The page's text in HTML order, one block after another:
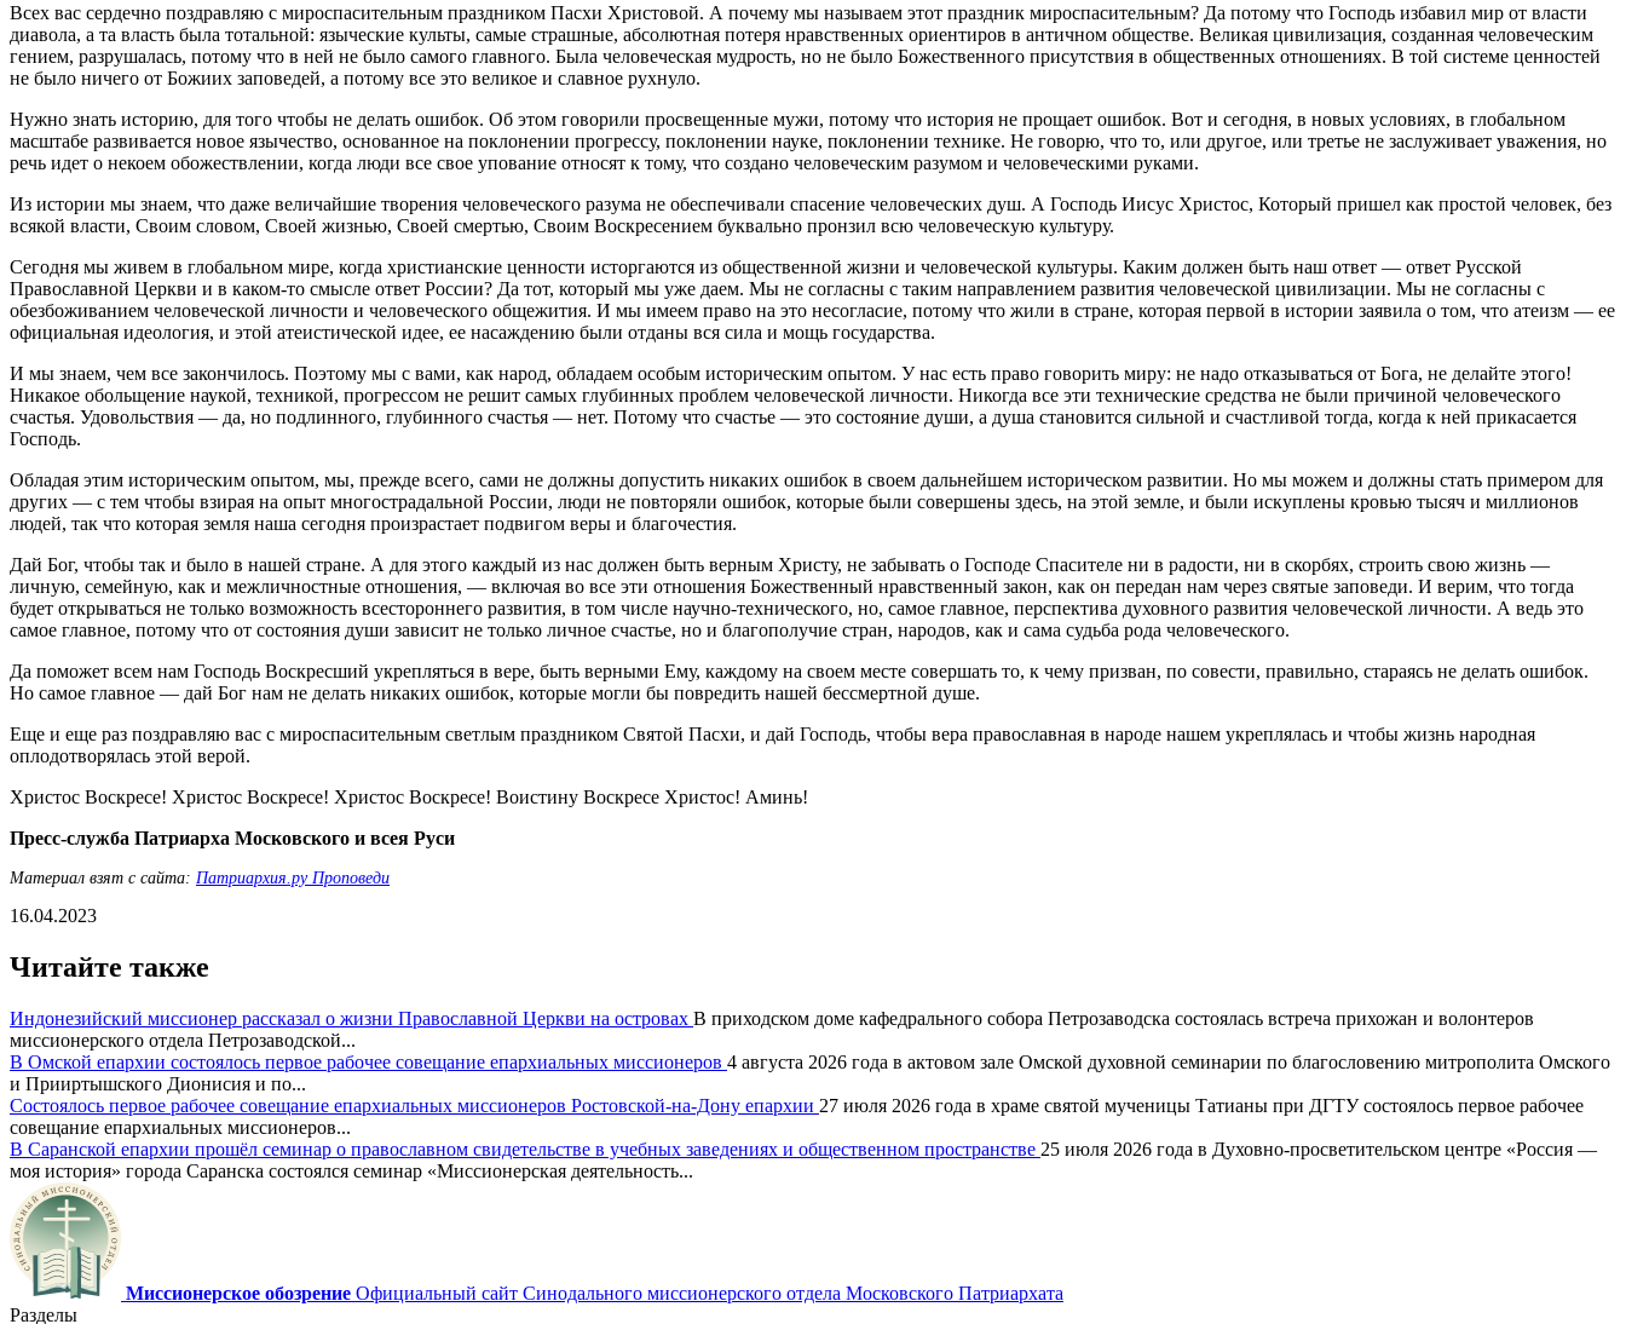
Всех вас сердечно поздравляю с мироспасительным праздником Пасхи Христовой. А почему мы называем этот праздник мироспасительным? Да потому что Господь избавил мир от власти
диавола, а та власть была тотальной: языческие культы, самые страшные, абсолютная потеря нравственных ориентиров в античном обществе. Великая цивилизация, созданная человеческим
гением, разрушалась, потому что в ней не было самого главного. Была человеческая мудрость, но не было Божественного присутствия в общественных отношениях. В той системе ценностей
не было ничего от Божиих заповедей, а потому все это великое и славное рухнуло.
Нужно знать историю, для того чтобы не делать ошибок. Об этом говорили просвещенные мужи, потому что история не прощает ошибок. Вот и сегодня, в новых условиях, в глобальном
масштабе развивается новое язычество, основанное на поклонении прогрессу, поклонении науке, поклонении технике. Не говорю, что то, или другое, или третье не заслуживает уважения, но
речь идет о некоем обожествлении, когда люди все свое упование относят к тому, что создано человеческим разумом и человеческими руками.
Из истории мы знаем, что даже величайшие творения человеческого разума не обеспечивали спасение человеческих душ. А Господь Иисус Христос, Который пришел как простой человек, без
всякой власти, Своим словом, Своей жизнью, Своей смертью, Своим Воскресением буквально пронзил всю человеческую культуру.
Сегодня мы живем в глобальном мире, когда христианские ценности исторгаются из общественной жизни и человеческой культуры. Каким должен быть наш ответ — ответ Русской
Православной Церкви и в каком-то смысле ответ России? Да тот, который мы уже даем. Мы не согласны с таким направлением развития человеческой цивилизации. Мы не согласны с
обезбоживанием человеческой личности и человеческого общежития. И мы имеем право на это несогласие, потому что жили в стране, которая первой в истории заявила о том, что атеизм — ее
официальная идеология, и этой атеистической идее, ее насаждению были отданы вся сила и мощь государства.
И мы знаем, чем все закончилось. Поэтому мы с вами, как народ, обладаем особым историческим опытом. У нас есть право говорить миру: не надо отказываться от Бога, не делайте этого!
Никакое обольщение наукой, техникой, прогрессом не решит самых глубинных проблем человеческой личности. Никогда все эти технические средства не были причиной человеческого
счастья. Удовольствия — да, но подлинного, глубинного счастья — нет. Потому что счастье — это состояние души, а душа становится сильной и счастливой тогда, когда к ней прикасается
Господь.
Обладая этим историческим опытом, мы, прежде всего, сами не должны допустить никаких ошибок в своем дальнейшем историческом развитии. Но мы можем и должны стать примером для
других — с тем чтобы взирая на опыт многострадальной России, люди не повторяли ошибок, которые были совершены здесь, на этой земле, и были искуплены кровью тысяч и миллионов
людей, так что которая земля наша сегодня произрастает подвигом веры и благочестия.
Дай Бог, чтобы так и было в нашей стране. А для этого каждый из нас должен быть верным Христу, не забывать о Господе Спасителе ни в радости, ни в скорбях, строить свою жизнь —
личную, семейную, как и межличностные отношения, — включая во все эти отношения Божественный нравственный закон, как он передан нам через святые заповеди. И верим, что тогда
будет открываться не только возможность всестороннего развития, в том числе научно-технического, но, самое главное, перспектива духовного развития человеческой личности. А ведь это
самое главное, потому что от состояния души зависит не только личное счастье, но и благополучие стран, народов, как и сама судьба рода человеческого.
Да поможет всем нам Господь Воскресший укрепляться в вере, быть верными Ему, каждому на своем месте совершать то, к чему призван, по совести, правильно, стараясь не делать ошибок.
Но самое главное — дай Бог нам не делать никаких ошибок, которые могли бы повредить нашей бессмертной душе.
Еще и еще раз поздравляю вас с мироспасительным светлым праздником Святой Пасхи, и дай Господь, чтобы вера православная в народе нашем укреплялась и чтобы жизнь народная
оплодотворялась этой верой.
Христос Воскресе! Христос Воскресе! Христос Воскресе! Воистину Воскресе Христос! Аминь!
Пресс-служба Патриарха Московского и всея Руси
Материал взят с сайта: Патриархия.ру Проповеди
16.04.2023
Читайте также
Индонезийский миссионер рассказал о жизни Православной Церкви на островах В приходском доме кафедрального собора Петрозаводска состоялась встреча прихожан и волонтеров
миссионерского отдела Петрозаводской...
В Омской епархии состоялось первое рабочее совещание епархиальных миссионеров 4 августа 2026 года в актовом зале Омской духовной семинарии по благословению митрополита Омского
и Прииртышского Дионисия и по...
Состоялось первое рабочее совещание епархиальных миссионеров Ростовской-на-Дону епархии 27 июля 2026 года в храме святой мученицы Татианы при ДГТУ состоялось первое рабочее
совещание епархиальных миссионеров...
В Саранской епархии прошёл семинар о православном свидетельстве в учебных заведениях и общественном пространстве 25 июля 2026 года в Духовно-просветительском центре «Россия —
моя история» города Саранска состоялся семинар «Миссионерская деятельность...
Миссионерское обозрение Официальный сайт Синодального миссионерского отдела Московского Патриархата
Разделы